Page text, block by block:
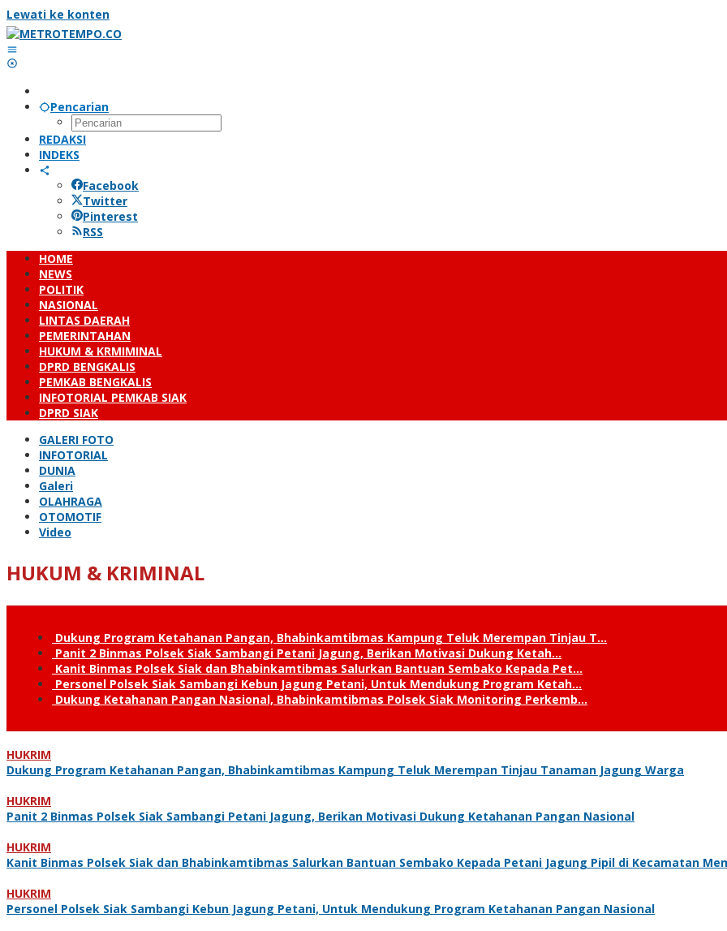
Lewati ke konten
Pencarian
REDAKSI
INDEKS
Facebook
Twitter
Pinterest
RSS
HOME
NEWS
POLITIK
NASIONAL
LINTAS DAERAH
PEMERINTAHAN
HUKUM & KRMIMINAL
DPRD BENGKALIS
PEMKAB BENGKALIS
INFOTORIAL PEMKAB SIAK
DPRD SIAK
GALERI FOTO
INFOTORIAL
DUNIA
Galeri
OLAHRAGA
OTOMOTIF
Video
HUKUM & KRIMINAL
Dukung Program Ketahanan Pangan, Bhabinkamtibmas Kampung Teluk Merempan Tinjau T…
Panit 2 Binmas Polsek Siak Sambangi Petani Jagung, Berikan Motivasi Dukung Ketah…
Kanit Binmas Polsek Siak dan Bhabinkamtibmas Salurkan Bantuan Sembako Kepada Pet…
Personel Polsek Siak Sambangi Kebun Jagung Petani, Untuk Mendukung Program Ketah…
Dukung Ketahanan Pangan Nasional, Bhabinkamtibmas Polsek Siak Monitoring Perkemb…
HUKRIM
Dukung Program Ketahanan Pangan, Bhabinkamtibmas Kampung Teluk Merempan Tinjau Tanaman Jagung Warga
HUKRIM
Panit 2 Binmas Polsek Siak Sambangi Petani Jagung, Berikan Motivasi Dukung Ketahanan Pangan Nasional
HUKRIM
Kanit Binmas Polsek Siak dan Bhabinkamtibmas Salurkan Bantuan Sembako Kepada Petani Jagung Pipil di Kecamatan
HUKRIM
Personel Polsek Siak Sambangi Kebun Jagung Petani, Untuk Mendukung Program Ketahanan Pangan Nasional